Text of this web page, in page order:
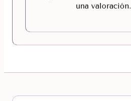
una valoración.